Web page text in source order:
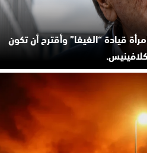
قيادة “الفيفا” وأقترح أن تكون